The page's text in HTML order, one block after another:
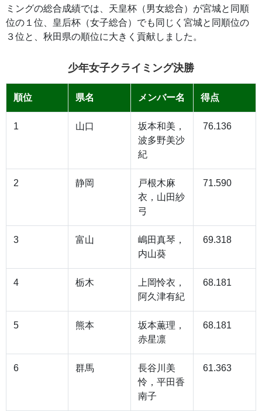
ミングの総合成績では、天皇杯（男女総合）が宮城と同順
位の１位、皇后杯（女子総合）でも同じく宮城と同順位の
３位と、秋田県の順位に大きく貢献しました。
少年女子クライミング決勝
順位 県名 メンバー名 得点
1 山口
坂本和美，
波多野美沙
紀
76.136
2 静岡
戸根木麻
衣，山田紗
弓
71.590
3 富山
嶋田真琴，
内山葵
69.318
4 栃木
上岡怜衣，
阿久津有紀
68.181
5 熊本
坂本薫理，
赤星凛
68.181
6 群馬
長谷川美
怜，平田香
南子
61.363